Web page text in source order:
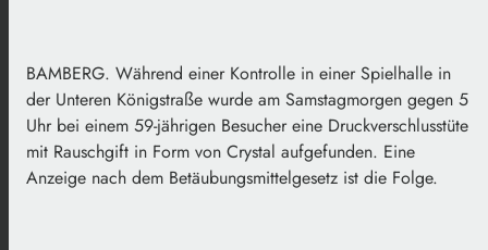
BAMBERG. Während einer Kontrolle in einer Spielhalle in
der Unteren Königstraße wurde am Samstagmorgen gegen 5
Uhr bei einem 59-jährigen Besucher eine Druckverschlusstüte
mit Rauschgift in Form von Crystal aufgefunden. Eine
Anzeige nach dem Betäubungsmittelgesetz ist die Folge.